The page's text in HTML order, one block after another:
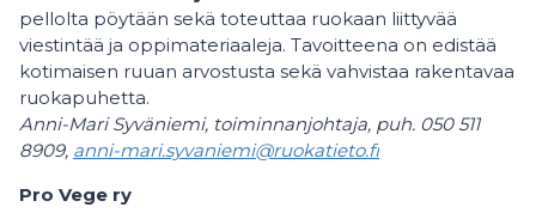
pellolta pöytään sekä toteuttaa ruokaan liittyvää
viestintää ja oppimateriaaleja. Tavoitteena on edistää
kotimaisen ruuan arvostusta sekä vahvistaa rakentavaa
ruokapuhetta.
Anni-Mari Syväniemi, toiminnanjohtaja, puh. 050 511
8909, anni-mari.syvaniemi@ruokatieto.fi
Pro Vege ry